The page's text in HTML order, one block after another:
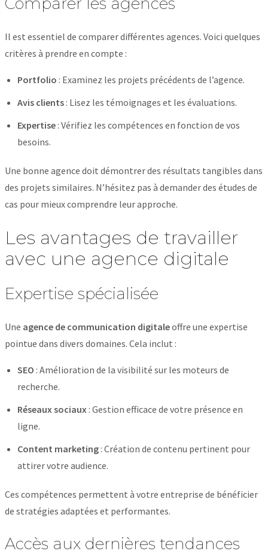
Il est essentiel de comparer différentes agences. Voici quelques
critères à prendre en compte :
Portfolio : Examinez les projets précédents de l’agence.
Avis clients: Lisez les témoignages et les évaluations.
Expertise: Vérifiez les compétences en fonction de vos
besoins.
Une bonne agence doit démontrer des résultats tangibles dans
des projets similaires. N’hésitez pas à demander des études de
cas pour mieux comprendre leur approche.
Les avantages de travailler
avec une agence digitale
Expertise spécialisée
Une agence de communication digitaleoffre une expertise
pointue dans divers domaines. Cela inclut :
SEO : Amélioration de la visibilité sur les moteurs de
recherche.
Réseaux sociaux : Gestion efficace de votre présence en
ligne.
Content marketing: Création de contenu pertinent pour
attirer votre audience.
Ces compétences permettent à votre entreprise de bénéficier
de stratégies adaptées et performantes.
Accès aux dernières tendances